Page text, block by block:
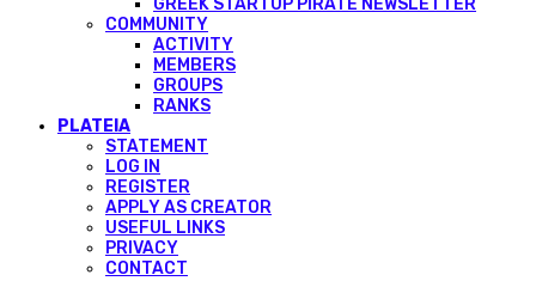
GREEK STARTUP PIRATE NEWSLETTER
COMMUNITY
ACTIVITY
MEMBERS
GROUPS
RANKS
PLATEIA
STATEMENT
LOG IN
REGISTER
APPLY AS CREATOR
USEFUL LINKS
PRIVACY
CONTACT